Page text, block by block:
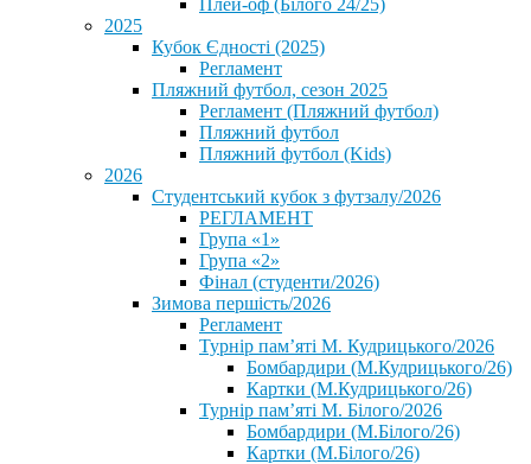
Плей-оф (Білого 24/25)
2025
Кубок Єдності (2025)
Регламент
Пляжний футбол, сезон 2025
Регламент (Пляжний футбол)
Пляжний футбол
Пляжний футбол (Kids)
2026
Студентський кубок з футзалу/2026
РЕГЛАМЕНТ
Група «1»
Група «2»
Фінал (студенти/2026)
⁨Зимова першість/2026⁩
Регламент
Турнір пам’яті М. Кудрицького/2026
Бомбардири (М.Кудрицького/26)
Картки (М.Кудрицького/26)
Турнір пам’яті М. Білого/2026
Бомбардири (М.Білого/26)
Картки (М.Білого/26)